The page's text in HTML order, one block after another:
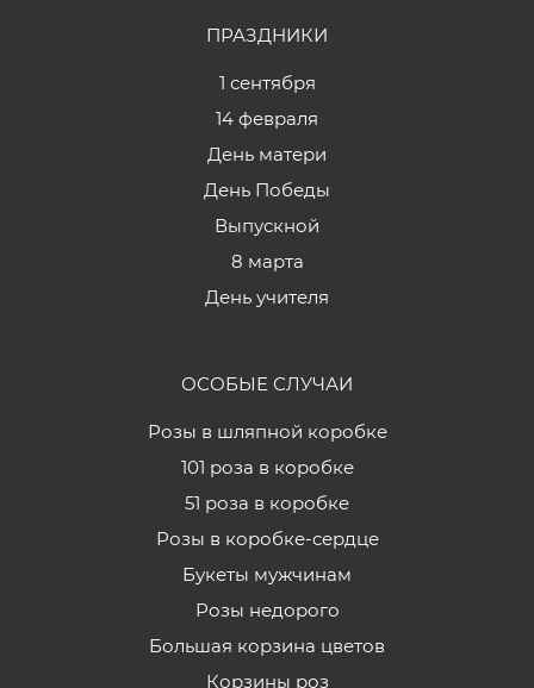
ПРАЗДНИКИ
1 сентября
14 февраля
День матери
День Победы
Выпускной
8 марта
День учителя
ОСОБЫЕ СЛУЧАИ
Розы в шляпной коробке
101 роза в коробке
51 роза в коробке
Розы в коробке-сердце
Букеты мужчинам
Розы недорого
Большая корзина цветов
Корзины роз